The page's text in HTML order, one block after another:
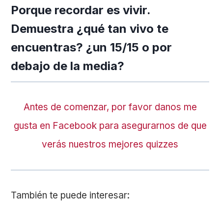
Porque recordar es vivir.
Demuestra ¿qué tan vivo te
encuentras? ¿un 15/15 o por
debajo de la media?
Antes de comenzar, por favor danos me
gusta en Facebook para asegurarnos de que
verás nuestros mejores quizzes
También te puede interesar: